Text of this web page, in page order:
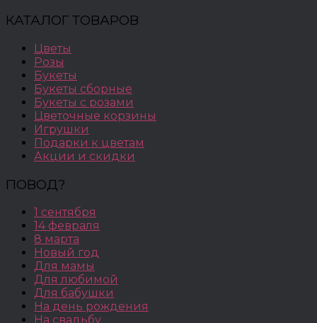
КАТАЛОГ ТОВАРОВ
Цветы
Розы
Букеты
Букеты сборные
Букеты с розами
Цветочные корзины
Игрушки
Подарки к цветам
Акции и скидки
ПОВОД?
1 сентября
14 февраля
8 марта
Новый год
Для мамы
Для любимой
Для бабушки
На день рождения
На свадьбу